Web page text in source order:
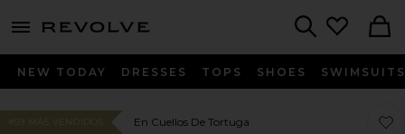
menu - shows more content
NEW TODAY DRESSES TOPS SHOES SWIMSUITS
#59 MÁS VENDIDOS En Cuellos De Tortuga